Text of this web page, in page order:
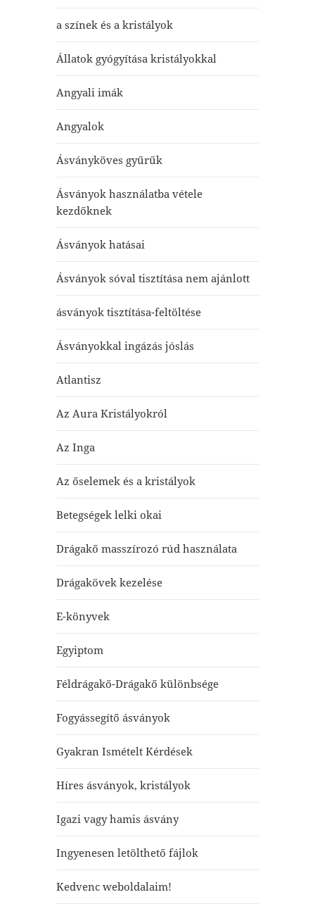
a színek és a kristályok
Állatok gyógyítása kristályokkal
Angyali imák
Angyalok
Ásványköves gyűrűk
Ásványok használatba vétele
kezdőknek
Ásványok hatásai
Ásványok sóval tisztítása nem ajánlott
ásványok tisztítása-feltöltése
Ásványokkal ingázás jóslás
Atlantisz
Az Aura Kristályokról
Az Inga
Az őselemek és a kristályok
Betegségek lelki okai
Drágakő masszírozó rúd használata
Drágakövek kezelése
E-könyvek
Egyiptom
Féldrágakő-Drágakő különbsége
Fogyássegítő ásványok
Gyakran Ismételt Kérdések
Híres ásványok, kristályok
Igazi vagy hamis ásvány
Ingyenesen letölthető fájlok
Kedvenc weboldalaim!